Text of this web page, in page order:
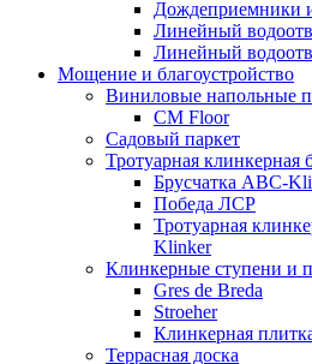
Дождеприемники
Линейный
Линейный
Мощение и благоустройство
Виниловые напольные
CM Floor
Садовый паркет
Тротуарная клинкерная
Брусчатка АВС-
Победа ЛСР
Тротуарная
Klinker
Клинкерные ступени и
Gres de Breda
Stroeher
Клинкерная
Террасная доска